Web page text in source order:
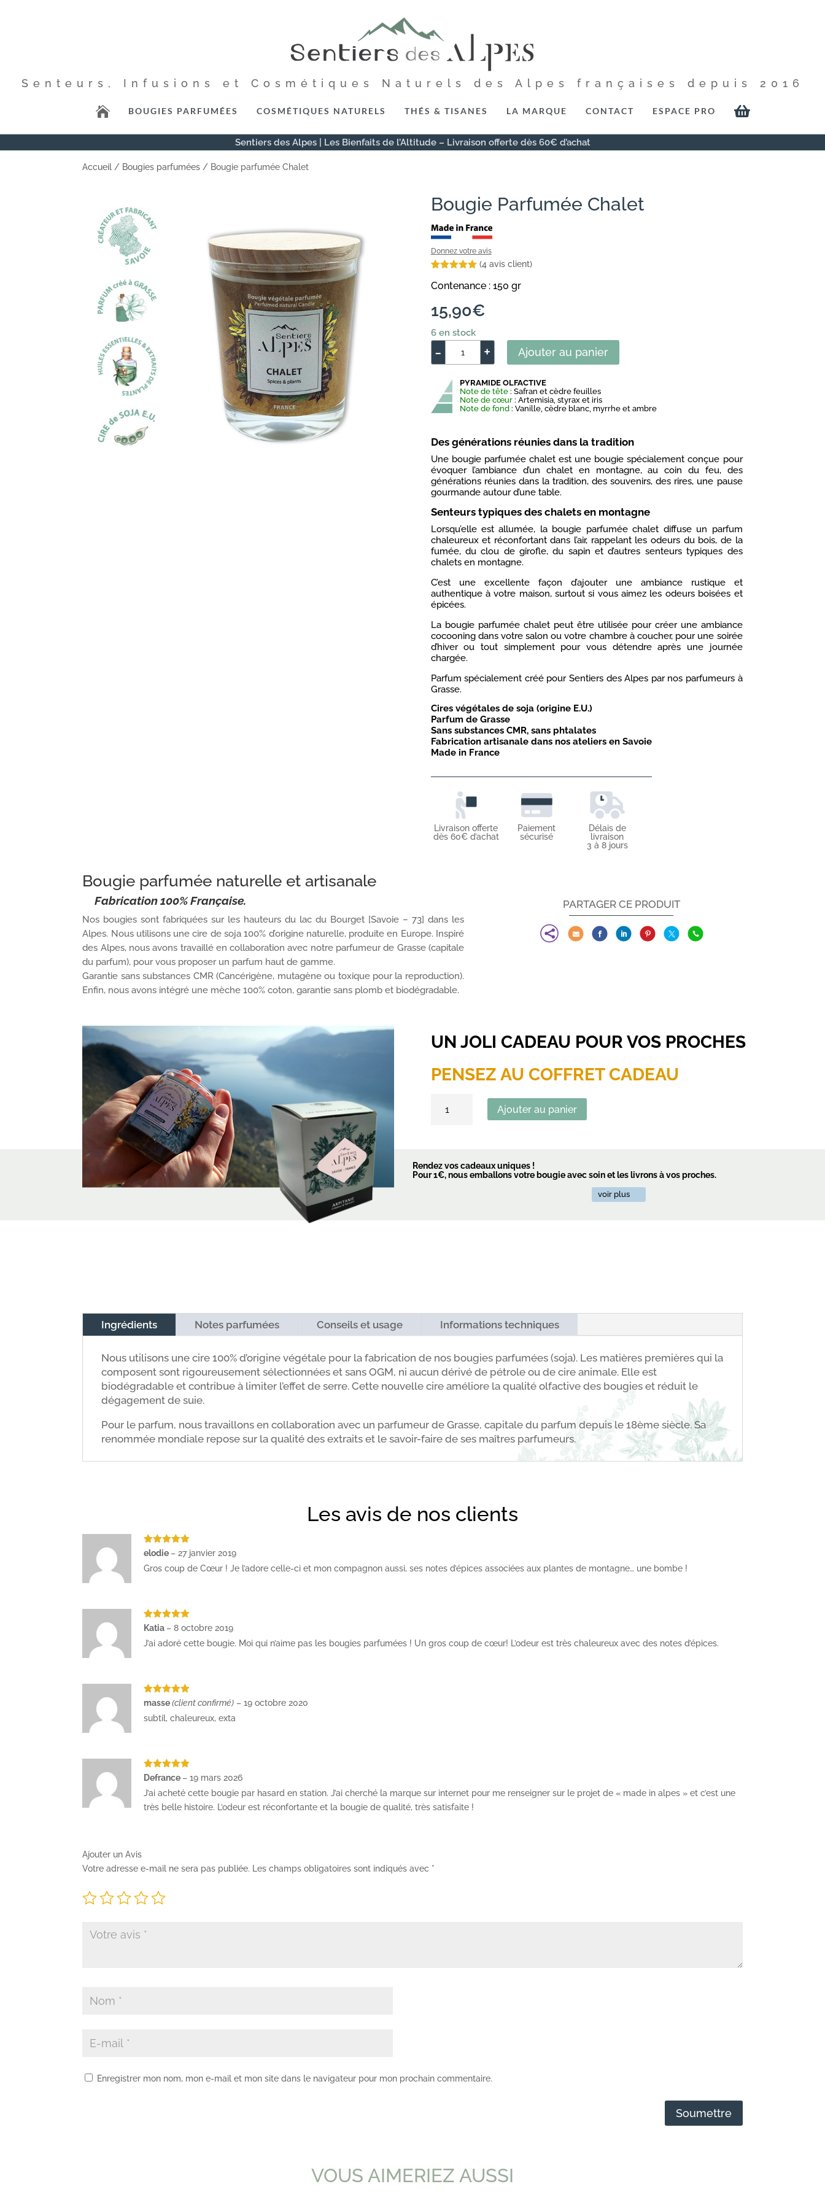
Senteurs, Infusions et Cosmétiques Naturels des Alpes françaises depuis 2016
 BOUGIES PARFUMÉES COSMÉTIQUES NATURELS THÉS & TISANES LA MARQUE CONTACT ESPACE PRO 
Sentiers des Alpes | Les Bienfaits de l’Altitude – Livraison offerte dès 60€ d’achat
Accueil / Bougies parfumées / Bougie parfumée Chalet
Bougie Parfumée Chalet
Donnez votre avis
sur 5
client
(4 avis client)
Contenance : 150 gr
15,90€
6 en stock
quantité
Bougie
parfumée
Chalet
- + Ajouter au panier
PYRAMIDE OLFACTIVE
Note de tête : Safran et cèdre feuilles
Note de cœur : Artemisia, styrax et iris
Note de fond : Vanille, cèdre blanc, myrrhe et ambre
Des générations réunies dans la tradition
Une bougie parfumée chalet est une bougie spécialement conçue pour
évoquer l’ambiance d’un chalet en montagne, au coin du feu, des
générations réunies dans la tradition, des souvenirs, des rires, une pause
gourmande autour d’une table.
Senteurs typiques des chalets en montagne
Lorsqu’elle est allumée, la bougie parfumée chalet diffuse un parfum
chaleureux et réconfortant dans l’air, rappelant les odeurs du bois, de la
fumée, du clou de girofle, du sapin et d’autres senteurs typiques des
chalets en montagne.
C’est une excellente façon d’ajouter une ambiance rustique et
authentique à votre maison, surtout si vous aimez les odeurs boisées et
épicées.
La bougie parfumée chalet peut être utilisée pour créer une ambiance
cocooning dans votre salon ou votre chambre à coucher, pour une soirée
d’hiver ou tout simplement pour vous détendre après une journée
chargée.
Parfum spécialement créé pour Sentiers des Alpes par nos parfumeurs à
Grasse.
Cires végétales de soja (origine E.U.)
Parfum de Grasse
Sans substances CMR, sans phtalates
Fabrication artisanale dans nos ateliers en Savoie
Made in France
Livraison offerte
dès 60€ d’achat
Paiement
sécurisé
Délais de
livraison
3 à 8 jours
Bougie parfumée naturelle et artisanale
Fabrication 100% Française.
Nos bougies sont fabriquées sur les hauteurs du lac du Bourget [Savoie – 73] dans les
Alpes. Nous utilisons une cire de soja 100% d’origine naturelle, produite en Europe. Inspiré
des Alpes, nous avons travaillé en collaboration avec notre parfumeur de Grasse (capitale
du parfum), pour vous proposer un parfum haut de gamme.
Garantie sans substances CMR (Cancérigène, mutagène ou toxique pour la reproduction).
Enfin, nous avons intégré une mèche 100% coton, garantie sans plomb et biodégradable.
PARTAGER CE PRODUIT
      
UN JOLI CADEAU POUR VOS PROCHES
PENSEZ AU COFFRET CADEAU
Ajouter au panier
Rendez vos cadeaux uniques !
Pour 1€, nous emballons votre bougie avec soin et les livrons à vos proches.
voir plus
Ingrédients Notes parfumées Conseils et usage Informations techniques
Nous utilisons une cire 100% d’origine végétale pour la fabrication de nos bougies parfumées (soja). Les matières premières qui la
composent sont rigoureusement sélectionnées et sans OGM, ni aucun dérivé de pétrole ou de cire animale. Elle est
biodégradable et contribue à limiter l’effet de serre. Cette nouvelle cire améliore la qualité olfactive des bougies et réduit le
dégagement de suie.
Pour le parfum, nous travaillons en collaboration avec un parfumeur de Grasse, capitale du parfum depuis le 18ème siècle. Sa
renommée mondiale repose sur la qualité des extraits et le savoir-faire de ses maîtres parfumeurs.
Les avis de nos clients
Note5 sur
elodie – 27 janvier 2019
Gros coup de Cœur ! Je l’adore celle-ci et mon compagnon aussi, ses notes d’épices associées aux plantes de montagne… une bombe !
Note
sur
Katia – 8 octobre 2019
J’ai adoré cette bougie. Moi qui n’aime pas les bougies parfumées ! Un gros coup de cœur! L’odeur est très chaleureux avec des notes d’épices.
Note5sur
masse(client confirmé) – 19 octobre 2020
subtil, chaleureux, exta
Note5sur
Defrance – 19 mars 2026
J’ai acheté cette bougie par hasard en station. J’ai cherché la marque sur internet pour me renseigner sur le projet de « made in alpes » et c’est une
très belle histoire. L’odeur est réconfortante et la bougie de qualité, très satisfaite !
Ajouter un Avis
Votre adresse e-mail ne sera pas publiée. Les champs obligatoires sont indiqués avec *
Enregistrer mon nom, mon e-mail et mon site dans le navigateur pour mon prochain commentaire.
VOUS AIMERIEZ AUSSI